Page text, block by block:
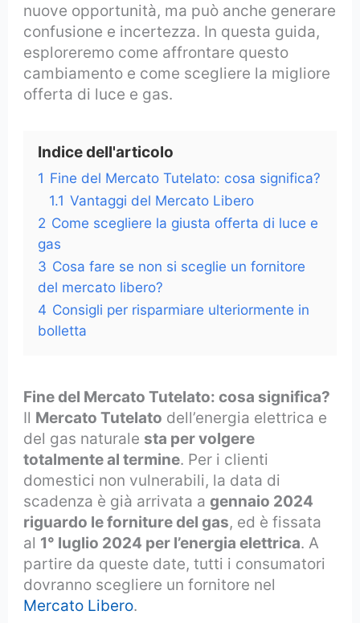
nuove opportunità, ma può anche generare
confusione e incertezza. In questa guida,
esploreremo come affrontare questo
cambiamento e come scegliere la migliore
offerta di luce e gas.
Indice dell'articolo
1 Fine del Mercato Tutelato: cosa significa?
1.1 Vantaggi del Mercato Libero
2 Come scegliere la giusta offerta di luce e
gas
3 Cosa fare se non si sceglie un fornitore
del mercato libero?
4 Consigli per risparmiare ulteriormente in
bolletta
Fine del Mercato Tutelato: cosa significa?
Il Mercato Tutelato dell’energia elettrica e
del gas naturale sta per volgere
totalmente al termine. Per i clienti
domestici non vulnerabili, la data di
scadenza è già arrivata agennaio 2024
riguardo le forniture del gas, ed è fissata
al 1° luglio 2024 per l’energia elettrica. A
partire da queste date, tutti i consumatori
dovranno scegliere un fornitore nel
Mercato Libero.